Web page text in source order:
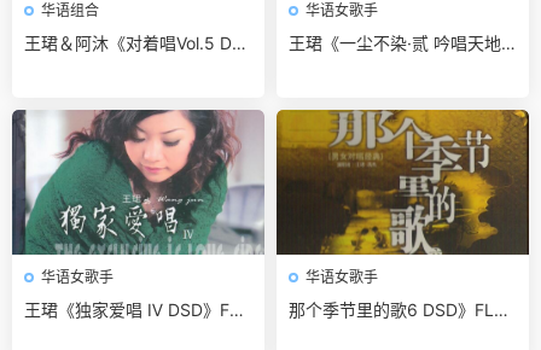
华语组合
王珺＆阿沐《对着唱Vol.5 DS
华语女歌手
王珺《一尘不染·贰 吟唱天地
华语女歌手
王珺《独家爱唱 Ⅳ DSD》FLA
华语女歌手
那个季节里的歌6 DSD》FLA